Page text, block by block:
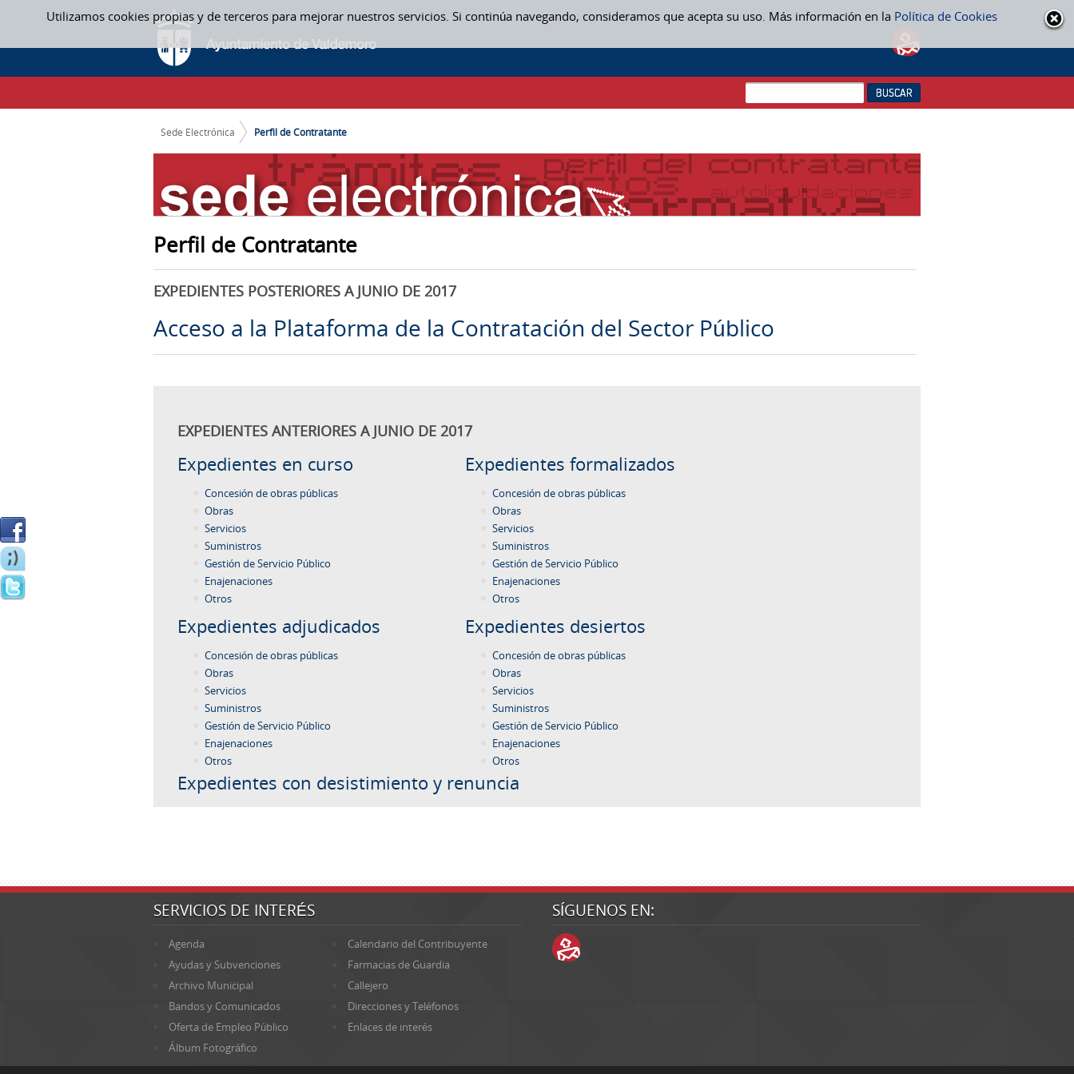
Utilizamos cookies propias y de terceros para mejorar nuestros servicios. Si continúa navegando, consideramos que acepta su uso. Más información en la Política de Cookies
Saltar al contenido
PERFIL DE CONTRATANTE
CAMINO DE MIGAS
Sede Electrónica Perfil de Contratante
Perfil de Contratante
EXPEDIENTES POSTERIORES A JUNIO DE 2017
Acceso a la Plataforma de la Contratación del Sector Público
EXPEDIENTES ANTERIORES A JUNIO DE 2017
Expedientes en curso
Concesión de obras públicas
Obras
Servicios
Suministros
Gestión de Servicio Público
Enajenaciones
Otros
Expedientes formalizados
Concesión de obras públicas
Obras
Servicios
Suministros
Gestión de Servicio Público
Enajenaciones
Otros
Expedientes adjudicados
Concesión de obras públicas
Obras
Servicios
Suministros
Gestión de Servicio Público
Enajenaciones
Otros
Expedientes desiertos
Concesión de obras públicas
Obras
Servicios
Suministros
Gestión de Servicio Público
Enajenaciones
Otros
Expedientes con desistimiento y renuncia
SERVICIOS DE INTERÉS
Agenda
Calendario del Contribuyente
Ayudas y Subvenciones
Farmacias de Guardia
Archivo Municipal
Callejero
Bandos y Comunicados
Direcciones y Teléfonos
Oferta de Empleo Público
Enlaces de interés
Álbum Fotográfico
SÍGUENOS EN: